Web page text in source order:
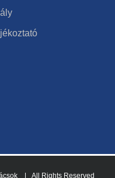
| All Rights Reserved